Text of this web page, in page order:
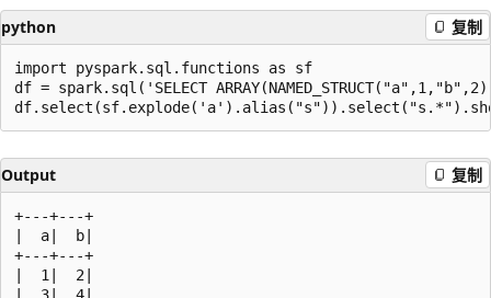
python 复制
import pyspark.sql.functions as sf
df = spark.sql('SELECT
Output 复制
+---+---+
|  a|  b|
+---+---+
|  1|  2|
|  3|  4|